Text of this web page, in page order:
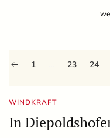
1 23 24
WINDKRAFT
In